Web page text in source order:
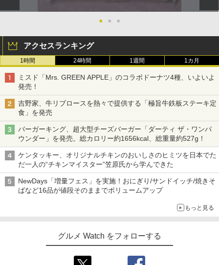
● ● ●
アクセスランキング
1時間 24時間 1週間 1カ月
ミスド「Mrs. GREEN APPLE」のコラボドーナツ4種、いよいよ
発売！
吉野家、牛リブロースを熱々で提供する「極旨牛鉄板ステーキ定
食」を発売
バーガーキング、超大型チーズバーガー「ダーティ ザ・ワンパ
ウンダー」を発売。総カロリー約1656kcal、総重量約527g！
ケンタッキー、オリジナルチキンのおいしさのヒミツを日本でた
だ一人の“チキンマイスター”笠原氏から学んできた
NewDays「増量フェス」を実施！おにぎり/サンドイッチ/焼きそ
ばなど16品が値段そのままでボリュームアップ
もっと見る
グルメ Watch をフォローする